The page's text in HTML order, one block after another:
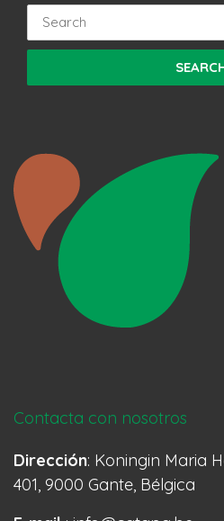
for:
Contacta con nosotros
Dirección: Koningin Maria
401, 9000 Gante, Bélgica